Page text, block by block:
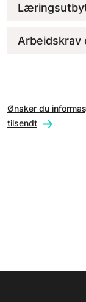
Arbeidskrav
Ønsker du
tilsendt